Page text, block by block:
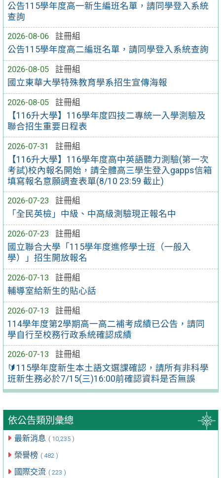
公告115學年度高一新生編班名單，請同學登入系統
查詢
2026-08-06
註冊組
公告115學年度高二編班名單，請同學登入系統查詢
2026-08-05
註冊組
國立東華大學特殊教育學系招生宣傳海報
2026-08-05
註冊組
【116升大學】116學年度四技二專統一入學測驗及
聯合招生重要日程表
2026-07-31
註冊組
【116升大學】116學年度高中英語聽力測驗(第一次
考試)校內報名開始，請全體高三學生登入gapps信箱
填寫報名意願調查表單(8/10 23:59 截止)
2026-07-23
註冊組
「全民英檢」中級、中高級測驗現正報名中
2026-07-23
註冊組
國立聯合大學「115學年度進修學士班（一般入
學）」招生開放報名
2026-07-13
註冊組
輔導室給新生的貼心話
2026-07-13
註冊組
114學年度第2學期高一高二補考成績已公告，請同
學自行至校務行政系統確認成績
2026-07-13
註冊組
🔰115學年度新生本土語文選課確認，請所有非科學
班新生務必於7/15(三)16:00前確認資料是否無誤
依公告類別彙總
最新消息 ( 10,235 )
榮譽榜 ( 482 )
國際交流 ( 223 )